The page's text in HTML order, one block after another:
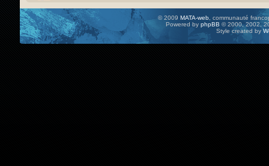
© 2009 MATA-web , communauté
Powered by phpBB © 2000, 2002,
Style created by